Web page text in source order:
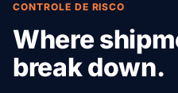
CONTROLE DE RISCO
Where
break down.